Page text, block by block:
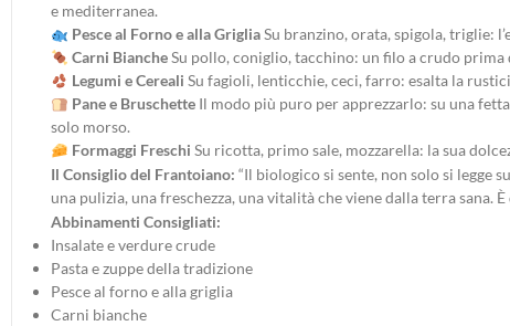
e mediterranea.
Pesce al Forno e alla GrigliaSu branzino, orata, spigola, triglie:
Carni BiancheSu pollo, coniglio, tacchino: un filo a crudo
Legumi e Cereali Su fagioli, lenticchie, ceci, farro: esalta la
Pane e BruschetteIl modo più puro per apprezzarlo: su una
solo morso.
Formaggi Freschi Su ricotta, primo sale, mozzarella: la sua
Il Consiglio del Frantoiano: “Il biologico si sente, non solo si legge
una pulizia, una freschezza, una vitalità che viene dalla terra sana.
Abbinamenti Consigliati:
Insalate e verdure crude
Pasta e zuppe della tradizione
Pesce al forno e alla griglia
Carni bianche